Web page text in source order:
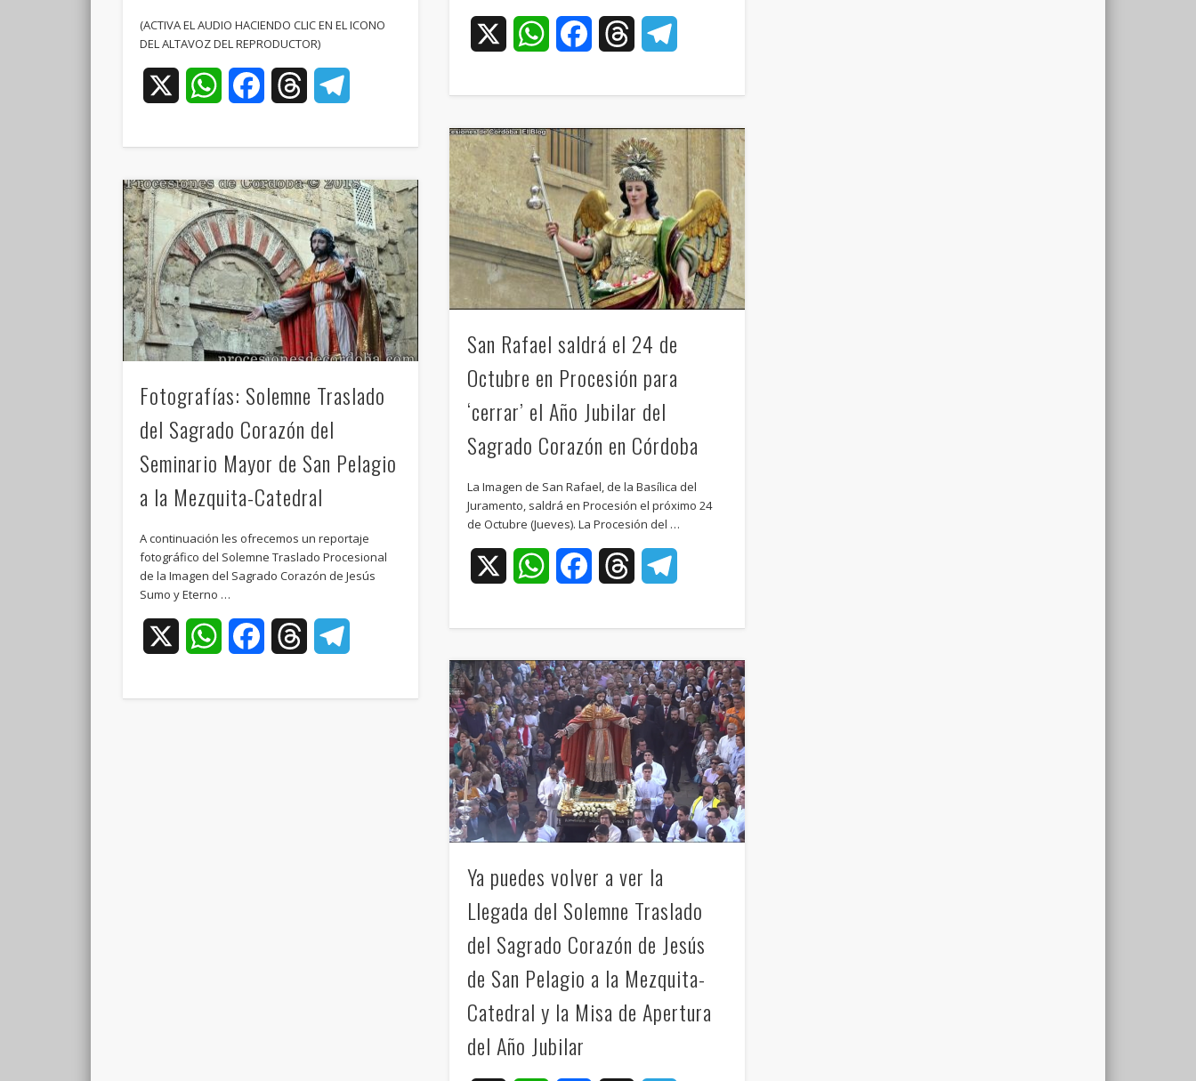
WhatsAppFacebookThreads
(ACTIVA EL AUDIO HACIENDO CLIC EN EL ICONO
DEL ALTAVOZ DEL REPRODUCTOR)
WhatsAppFacebookThreads
San Rafael saldrá el 24 de
Octubre en Procesión para
‘cerrar’ el Año Jubilar del
Sagrado Corazón en Córdoba
La Imagen de San Rafael, de la Basílica del
Juramento, saldrá en Procesión el próximo 24
de Octubre (Jueves). La Procesión del …
WhatsAppFacebookThreads
Fotografías: Solemne Traslado
del Sagrado Corazón del
Seminario Mayor de San Pelagio
a la Mezquita-Catedral
A continuación les ofrecemos un reportaje
fotográfico del Solemne Traslado Procesional
de la Imagen del Sagrado Corazón de Jesús
Sumo y Eterno …
WhatsAppFacebookThreads
Ya puedes volver a ver la
Llegada del Solemne Traslado
del Sagrado Corazón de Jesús
de San Pelagio a la Mezquita-
Catedral y la Misa de Apertura
del Año Jubilar